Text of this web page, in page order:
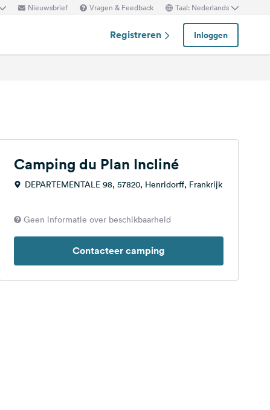
Nieuwsbrief Vragen & Feedback Taal: Nederlands
Registreren Inloggen
Camping du Plan Incliné
DEPARTEMENTALE 98, 57820, Henridorff, Frankrijk
Geen informatie over beschikbaarheid
Contacteer camping